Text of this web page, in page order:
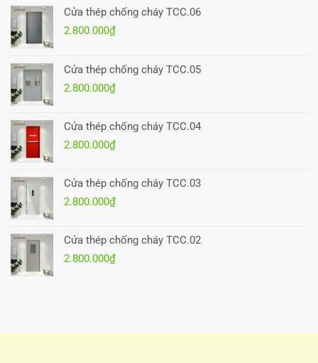
Cửa thép chống cháy TCC.06
2.800.000₫
Cửa thép chống cháy TCC.05
2.800.000₫
Cửa thép chống cháy TCC.04
2.800.000₫
Cửa thép chống cháy TCC.03
2.800.000₫
Cửa thép chống cháy TCC.02
2.800.000₫